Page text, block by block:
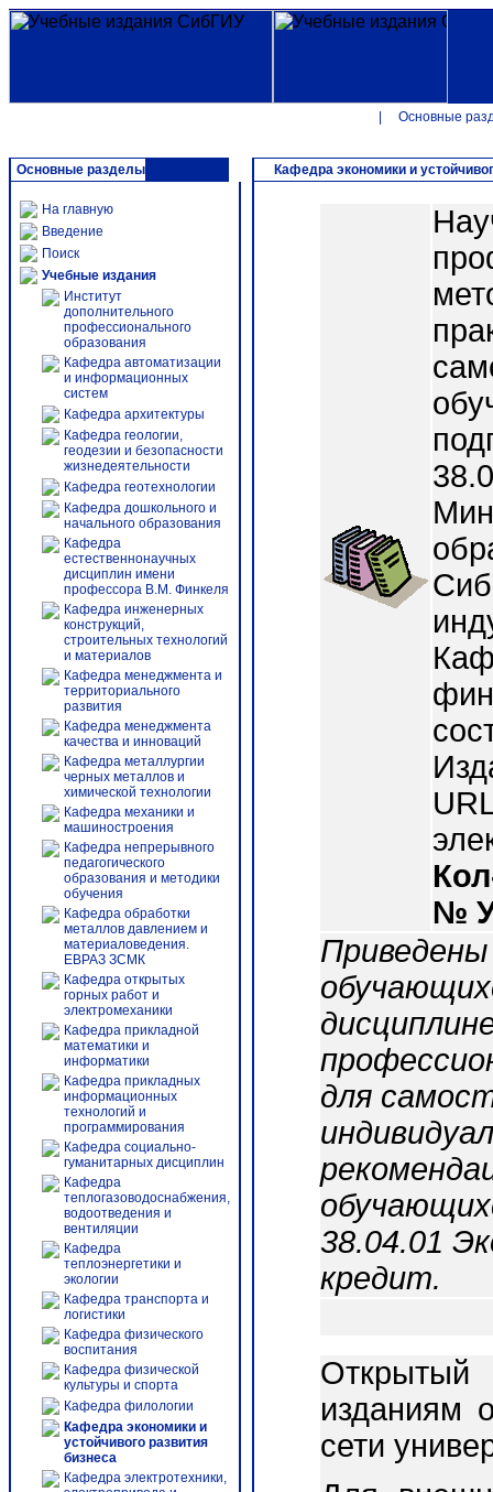
Основные
Основные разделы
На главную
Введение
Поиск
Учебные издания
Институт
дополнительного
профессионального
образования
Кафедра автоматизации
и информационных
систем
Кафедра архитектуры
Кафедра геологии,
геодезии и безопасности
жизнедеятельности
Кафедра геотехнологии
Кафедра дошкольного и
начального образования
Кафедра
естественнонаучных
дисциплин имени
профессора В.М. Финкеля
Кафедра инженерных
конструкций,
строительных технологий
и материалов
Кафедра менеджмента и
территориального
развития
Кафедра менеджмента
качества и инноваций
Кафедра металлургии
черных металлов и
химической технологии
Кафедра механики и
машиностроения
Кафедра непрерывного
педагогического
образования и методики
обучения
Кафедра обработки
металлов давлением и
материаловедения.
ЕВРАЗ ЗСМК
Кафедра открытых
горных работ и
электромеханики
Кафедра прикладной
математики и
информатики
Кафедра прикладных
информационных
технологий и
программирования
Кафедра социально-
гуманитарных дисциплин
Кафедра
теплогазоводоснабжения,
водоотведения и
вентиляции
Кафедра
теплоэнергетики и
экологии
Кафедра транспорта и
логистики
Кафедра физического
воспитания
Кафедра физической
культуры и спорта
Кафедра филологии
Кафедра экономики и
устойчивого развития
бизнеса
Кафедра электротехники,
Кафедра экономики и
№
для
38.04.01
кредит.
Открытый
изданиям
сети